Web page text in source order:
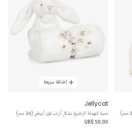
إضافة سريعة
Jellycat
دمية لتهدئة الرضيع بشكل أرنب لون أبيض (34 سم)
UK£ 50.00